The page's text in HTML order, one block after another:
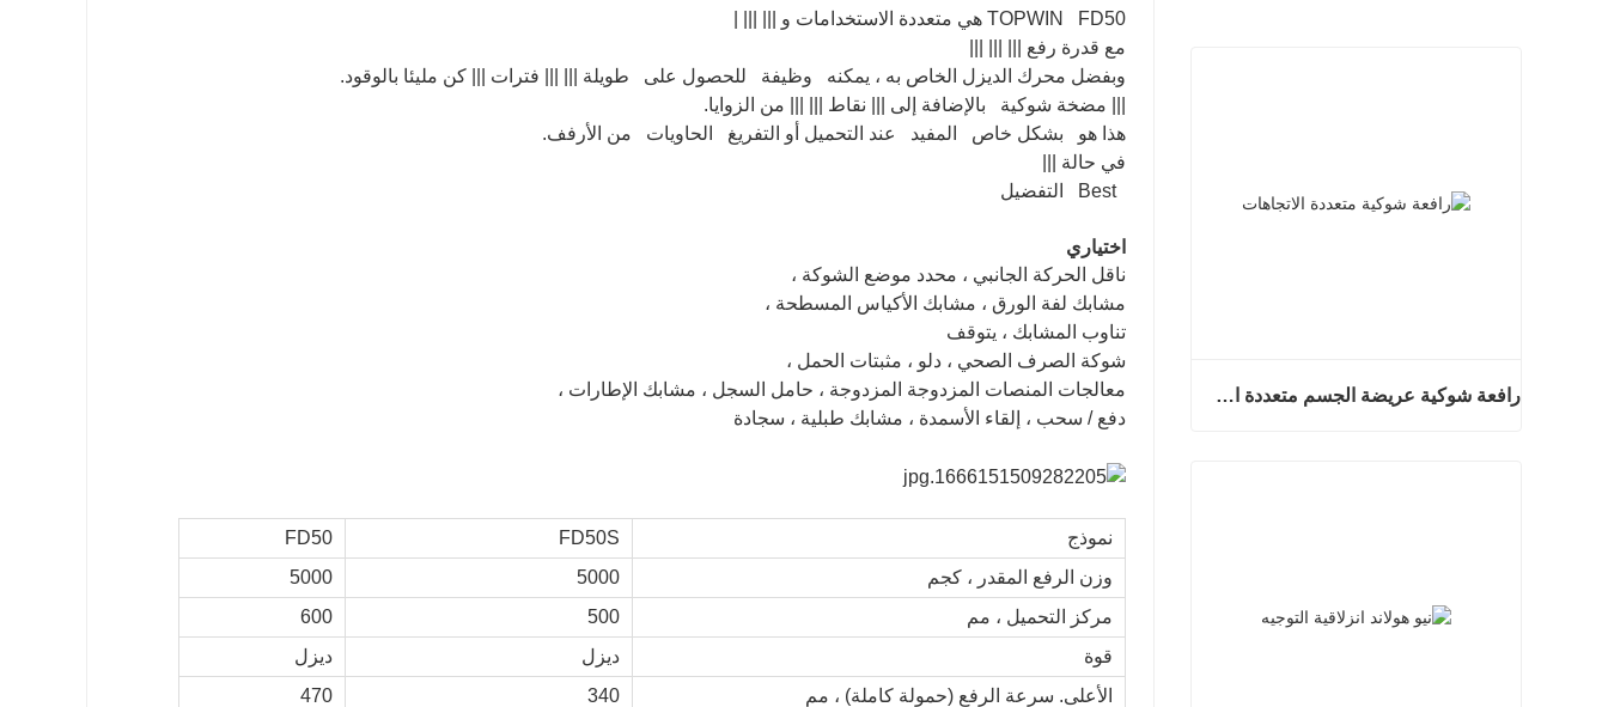
TOPWIN FD50 هي متعددة الاستخدامات و ||| ||| |
مع قدرة رفع ||| ||| |||
وبفضل محرك الديزل الخاص به ، يمكنه وظيفة للحصول على طويلة ||| ||| فترات ||| كن مليئا بالوقود.
||| مضخة شوكية بالإضافة إلى ||| نقاط ||| ||| من الزوايا.
هذا هو بشكل خاص المفيد عند التحميل أو التفريغ الحاويات من الأرفف.
في حالة |||
Best التفضيل
اختياري
ناقل الحركة الجانبي ، محدد موضع الشوكة ،
مشابك لفة الورق ، مشابك الأكياس المسطحة ،
تناوب المشابك ، يتوقف
شوكة الصرف الصحي ، دلو ، مثبتات الحمل ،
معالجات المنصات المزدوجة المزدوجة ، حامل السجل ، مشابك الإطارات ،
دفع / سحب ، إلقاء الأسمدة ، مشابك طبلية ، سجادة
نموذج FD50S
FD50
وزن الرفع المقدر ، كجم
5000
5000
مركز التحميل ، مم
500
600
قوة
ديزل
ديزل
الأعلى. سرعة الرفع (حمولة كاملة) ، مم
340
470
رافعة شوكية عريضة الجسم متعددة الاتجاهات 3.5-5.0 طن